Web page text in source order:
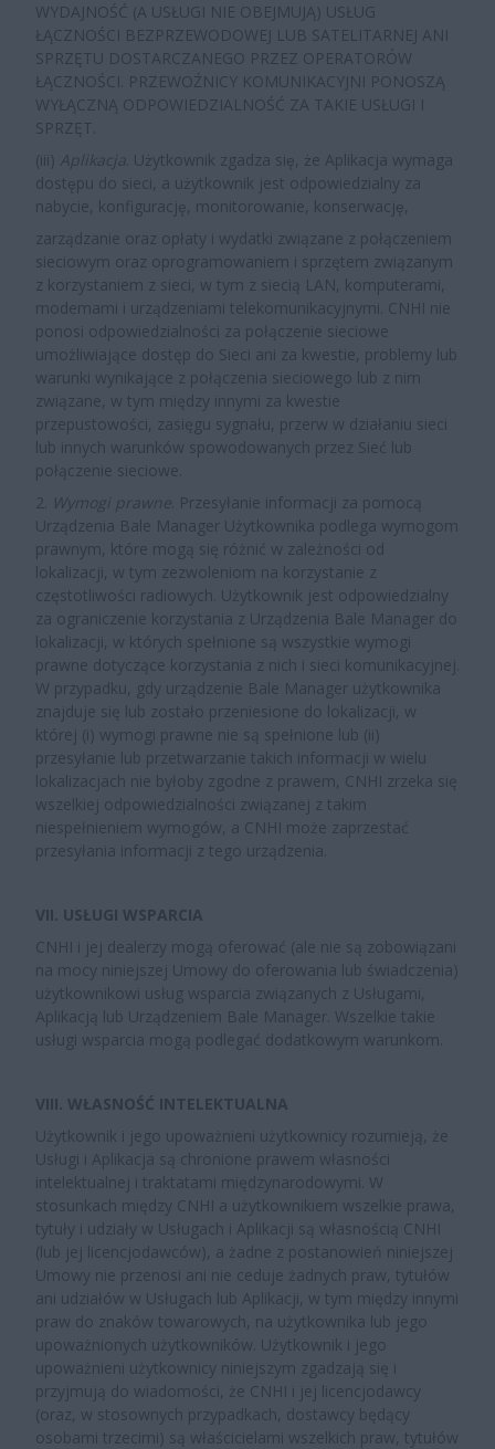
WYDAJNOŚĆ (A USŁUGI NIE OBEJMUJĄ) USŁUG
ŁĄCZNOŚCI BEZPRZEWODOWEJ LUB SATELITARNEJ ANI
SPRZĘTU DOSTARCZANEGO PRZEZ OPERATORÓW
ŁĄCZNOŚCI. PRZEWOŹNICY KOMUNIKACYJNI PONOSZĄ
WYŁĄCZNĄ ODPOWIEDZIALNOŚĆ ZA TAKIE USŁUGI I
SPRZĘT.
(iii) Aplikacja . Użytkownik zgadza się, że Aplikacja wymaga
dostępu do sieci, a użytkownik jest odpowiedzialny za
nabycie, konfigurację, monitorowanie, konserwację,
zarządzanie oraz opłaty i wydatki związane z połączeniem
sieciowym oraz oprogramowaniem i sprzętem związanym
z korzystaniem z sieci, w tym z siecią LAN, komputerami,
modemami i urządzeniami telekomunikacyjnymi. CNHI nie
ponosi odpowiedzialności za połączenie sieciowe
umożliwiające dostęp do Sieci ani za kwestie, problemy lub
warunki wynikające z połączenia sieciowego lub z nim
związane, w tym między innymi za kwestie
przepustowości, zasięgu sygnału, przerw w działaniu sieci
lub innych warunków spowodowanych przez Sieć lub
połączenie sieciowe.
2. Wymogi prawne . Przesyłanie informacji za pomocą
Urządzenia Bale Manager Użytkownika podlega wymogom
prawnym, które mogą się różnić w zależności od
lokalizacji, w tym zezwoleniom na korzystanie z
częstotliwości radiowych. Użytkownik jest odpowiedzialny
za ograniczenie korzystania z Urządzenia Bale Manager do
lokalizacji, w których spełnione są wszystkie wymogi
prawne dotyczące korzystania z nich i sieci komunikacyjnej.
W przypadku, gdy urządzenie Bale Manager użytkownika
znajduje się lub zostało przeniesione do lokalizacji, w
której (i) wymogi prawne nie są spełnione lub (ii)
przesyłanie lub przetwarzanie takich informacji w wielu
lokalizacjach nie byłoby zgodne z prawem, CNHI zrzeka się
wszelkiej odpowiedzialności związanej z takim
niespełnieniem wymogów, a CNHI może zaprzestać
przesyłania informacji z tego urządzenia.
VII. USŁUGI WSPARCIA
CNHI i jej dealerzy mogą oferować (ale nie są zobowiązani
na mocy niniejszej Umowy do oferowania lub świadczenia)
użytkownikowi usług wsparcia związanych z Usługami,
Aplikacją lub Urządzeniem Bale Manager. Wszelkie takie
usługi wsparcia mogą podlegać dodatkowym warunkom.
VIII. WŁASNOŚĆ INTELEKTUALNA
Użytkownik i jego upoważnieni użytkownicy rozumieją, że
Usługi i Aplikacja są chronione prawem własności
intelektualnej i traktatami międzynarodowymi. W
stosunkach między CNHI a użytkownikiem wszelkie prawa,
tytuły i udziały w Usługach i Aplikacji są własnością CNHI
(lub jej licencjodawców), a żadne z postanowień niniejszej
Umowy nie przenosi ani nie ceduje żadnych praw, tytułów
ani udziałów w Usługach lub Aplikacji, w tym między innymi
praw do znaków towarowych, na użytkownika lub jego
upoważnionych użytkowników. Użytkownik i jego
upoważnieni użytkownicy niniejszym zgadzają się i
przyjmują do wiadomości, że CNHI i jej licencjodawcy
(oraz, w stosownych przypadkach, dostawcy będący
osobami trzecimi) są właścicielami wszelkich praw, tytułów